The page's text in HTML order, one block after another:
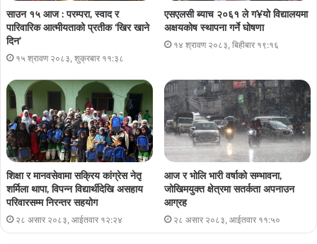
साउन १५ आज : परम्परा, स्वाद र
पारिवारिक आत्मीयताको प्रतीक ‘खिर खाने
दिन’
१५ श्रावण २०८३, शुक्रबार ११:३८
एसएलसी ब्याच २०६१ ले ग¥यो विद्यालयमा
अक्षयकोष स्थापना गर्ने घोषणा
१४ श्रावण २०८३, बिहीबार १९:१६
शिक्षा र मानवसेवामा सक्रिय कांग्रेस नेतृ
शर्मिला थापा, विपन्न विद्यार्थीदेखि असहाय
परिवारसम्म निरन्तर सहयोग
२८ असार २०८३, आईतवार १२:२४
आज र भोलि भारी वर्षाको सम्भावना,
जोखिमयुक्त क्षेत्रमा सतर्कता अपनाउन
आग्रह
२८ असार २०८३, आईतवार ११:५०